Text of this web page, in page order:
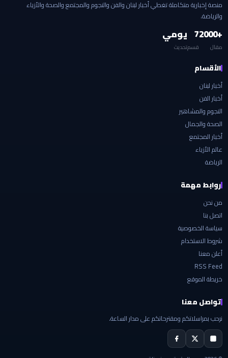
منصة إخبارية متكاملة تغطي أخبار لبنان والفن والنجوم والمجتمع والصحة والأزياء
والرياضة.
+2000
مقال
7
قسم
يومي
تحديث
الأقسام
أخبار لبنان
أخبار الفن
النجوم والمشاهير
الصحة والجمال
أخبار المجتمع
عالم الأزياء
الرياضة
روابط مهمة
من نحن
اتصل بنا
سياسة الخصوصية
شروط الاستخدام
أعلن معنا
RSS Feed
خريطة الموقع
تواصل معنا
نرحب بمراسلاتكم ومقترحاتكم على مدار الساعة.